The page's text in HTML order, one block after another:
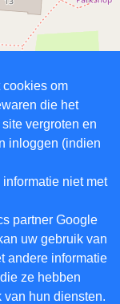
cookies om
die het
vergroten en
inloggen (indien
niet met
partner Google
uw gebruik van
andere informatie
ze hebben
hun diensten.